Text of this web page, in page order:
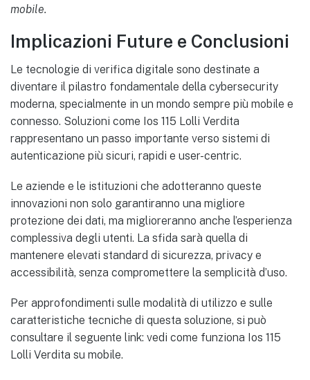
mobile.
Implicazioni Future e Conclusioni
Le tecnologie di verifica digitale sono destinate a
diventare il pilastro fondamentale della cybersecurity
moderna, specialmente in un mondo sempre più mobile e
connesso. Soluzioni come Ios 115 Lolli Verdita
rappresentano un passo importante verso sistemi di
autenticazione più sicuri, rapidi e user-centric.
Le aziende e le istituzioni che adotteranno queste
innovazioni non solo garantiranno una migliore
protezione dei dati, ma miglioreranno anche l’esperienza
complessiva degli utenti. La sfida sarà quella di
mantenere elevati standard di sicurezza, privacy e
accessibilità, senza compromettere la semplicità d’uso.
Per approfondimenti sulle modalità di utilizzo e sulle
caratteristiche tecniche di questa soluzione, si può
consultare il seguente link: vedi come funziona Ios 115
Lolli Verdita su mobile.